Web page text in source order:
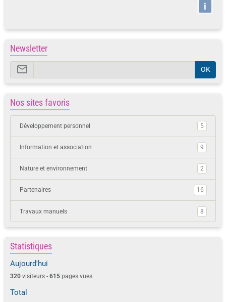
i
Newsletter
OK
Nos sites favoris
Développement personnel 5
Information et association 9
Nature et environnement 2
Partenaires 16
Travaux manuels 8
Statistiques
Aujourd'hui
320 visiteurs - 615 pages vues
Total